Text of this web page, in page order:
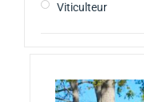
Viticulteur